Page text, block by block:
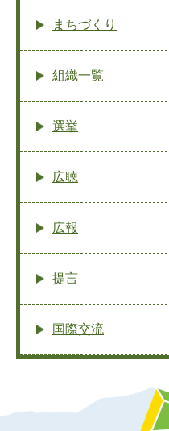
まちづくり
組織一覧
選挙
広聴
広報
提言
国際交流